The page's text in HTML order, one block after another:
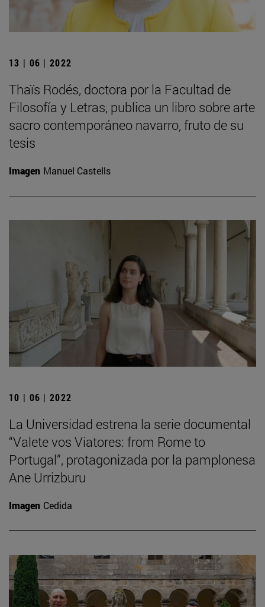
13 | 06 | 2022
Thaïs Rodés, doctora por la Facultad de
Filosofía y Letras, publica un libro sobre arte
sacro contemporáneo navarro, fruto de su
tesis
Imagen Manuel Castells
10 | 06 | 2022
La Universidad estrena la serie documental
“Valete vos Viatores: from Rome to
Portugal”, protagonizada por la pamplonesa
Ane Urrizburu
Imagen Cedida